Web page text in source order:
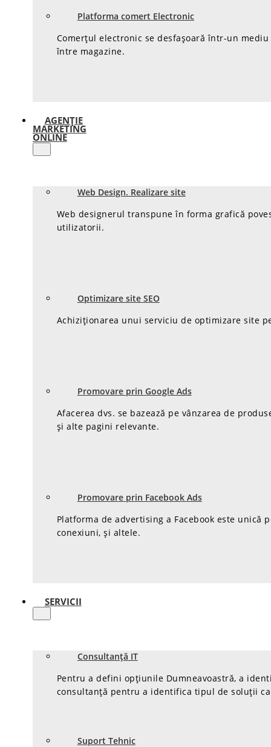
Platforma comert Electronic
Comerțul electronic se desfașoară într-un
între magazine.
AGENȚIE
MARKETING
ONLINE
Web Design. Realizare site
Web designerul transpune în forma grafică
utilizatorii.
Optimizare site SEO
Achiziționarea unui serviciu de optimizare site
Promovare prin Google Ads
Afacerea dvs. se bazează pe vânzarea de
și alte pagini relevante.
Promovare prin Facebook Ads
Platforma de advertising a Facebook este
conexiuni, și altele.
SERVICII
Consultanță IT
Pentru a defini opțiunile Dumneavoastră, a
consultanță pentru a identifica tipul de soluții
Suport Tehnic